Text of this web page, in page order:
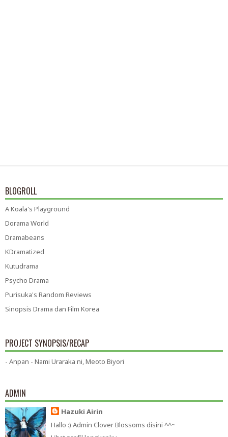
BLOGROLL
A Koala's Playground
Dorama World
Dramabeans
KDramatized
Kutudrama
Psycho Drama
Purisuka's Random Reviews
Sinopsis Drama dan Film Korea
PROJECT SYNOPSIS/RECAP
- Anpan - Nami Uraraka ni, Meoto Biyori
ADMIN
Hazuki Airin
Hallo :) Admin Clover Blossoms disini ^^~